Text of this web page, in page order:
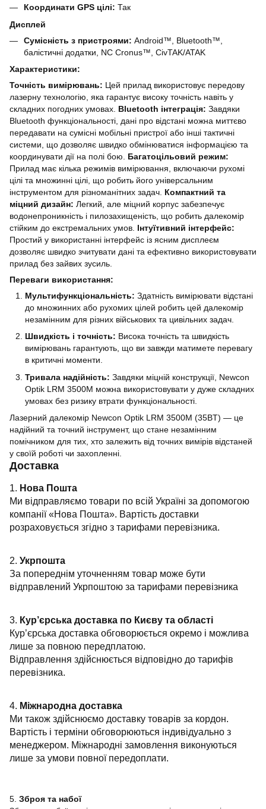
Координати GPS цілі: Так
Дисплей
Сумісність з пристроями: Android™, Bluetooth™,
балістичні додатки, NC Cronus™, CivTAK/ATAK
Характеристики:
Точність вимірювань: Цей прилад використовує передову
лазерну технологію, яка гарантує високу точність навіть у
складних погодних умовах. Bluetooth інтеграція: Завдяки
Bluetooth функціональності, дані про відстані можна миттєво
передавати на сумісні мобільні пристрої або інші тактичні
системи, що дозволяє швидко обмінюватися інформацією та
координувати дії на полі бою. Багатоцільовий режим:
Прилад має кілька режимів вимірювання, включаючи рухомі
цілі та множинні цілі, що робить його універсальним
інструментом для різноманітних задач. Компактний та
міцний дизайн: Легкий, але міцний корпус забезпечує
водонепроникність і пилозахищеність, що робить далекомір
стійким до екстремальних умов. Інтуїтивний інтерфейс:
Простий у використанні інтерфейс із ясним дисплеєм
дозволяє швидко зчитувати дані та ефективно використовувати
прилад без зайвих зусиль.
Переваги використання:
Мультифункціональність: Здатність вимірювати відстані
до множинних або рухомих цілей робить цей далекомір
незамінним для різних військових та цивільних задач.
Швидкість і точність: Висока точність та швидкість
вимірювань гарантують, що ви завжди матимете перевагу
в критичні моменти.
Тривала надійність: Завдяки міцній конструкції, Newcon
Optik LRM 3500M можна використовувати у дуже складних
умовах без ризику втрати функціональності.
Лазерний далекомір Newcon Optik LRM 3500M (35BT) — це
надійний та точний інструмент, що стане незамінним
помічником для тих, хто залежить від точних вимірів відстаней
у своїй роботі чи захопленні.
Доставка
1. Нова Пошта
Ми відправляємо товари по всій Україні за допомогою
компанії «Нова Пошта». Вартість доставки
розраховується згідно з тарифами перевізника.
2. Укрпошта
За попереднім уточненням товар може бути
відправлений Укрпоштою за тарифами перевізника
3. Кур’єрська доставка по Києву та області
Кур’єрська доставка обговорюється окремо і можлива
лише за повною передплатою.
Відправлення здійснюється відповідно до тарифів
перевізника.
4. Міжнародна доставка
Ми також здійснюємо доставку товарів за кордон.
Вартість і терміни обговорюються індивідуально з
менеджером. Міжнародні замовлення виконуються
лише за умови повної передоплати.
5. Зброя та набої